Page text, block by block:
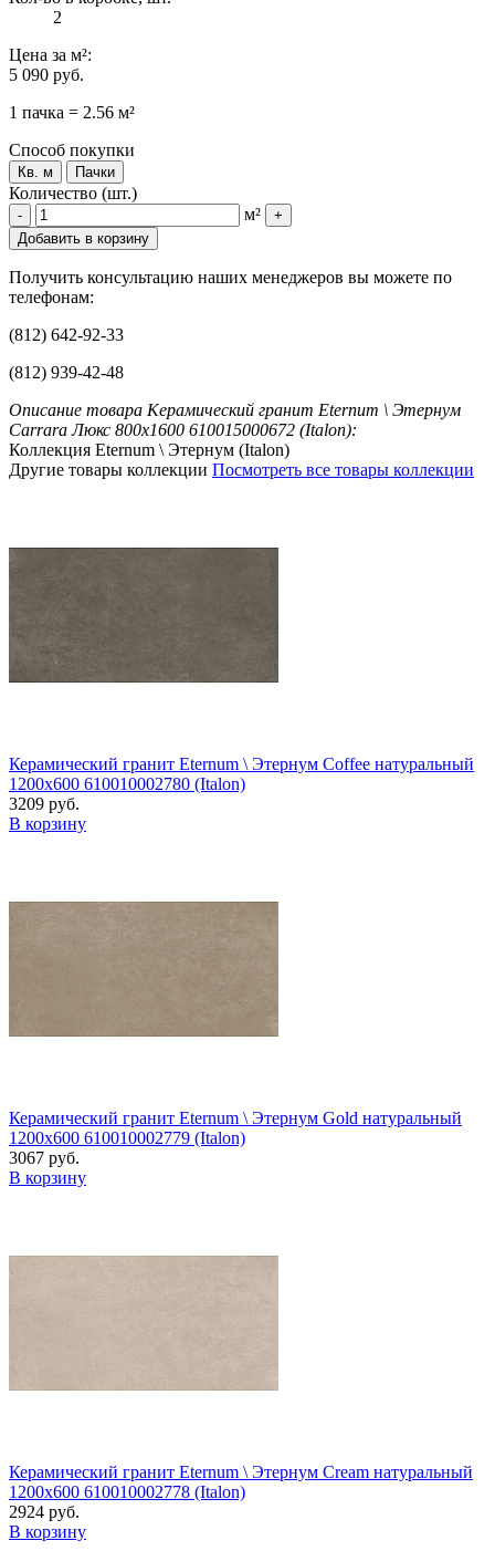
2
Цена за м²:
5 090 руб.
1 пачка = 2.56 м²
Способ покупки
Кв. м Пачки
Количество (шт.)
- м²
+
Добавить в корзину
Получить консультацию наших менеджеров вы можете по
телефонам:
(812) 642-92-33
(812) 939-42-48
Описание товара Керамический гранит Eternum \ Этернум
Carrara Люкс 800x1600 610015000672 (Italon):
Коллекция Eternum \ Этернум (Italon)
Другие товары коллекции Посмотреть все товары коллекции
Керамический гранит Eternum \ Этернум Coffee натуральный
1200x600 610010002780 (Italon)
3209 руб.
В корзину
Керамический гранит Eternum \ Этернум Gold натуральный
1200x600 610010002779 (Italon)
3067 руб.
В корзину
Керамический гранит Eternum \ Этернум Cream натуральный
1200x600 610010002778 (Italon)
2924 руб.
В корзину